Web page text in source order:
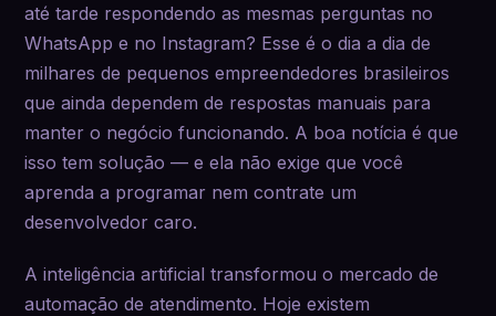
até tarde respondendo as mesmas perguntas no
WhatsApp e no Instagram? Esse é o dia a dia de
milhares de pequenos empreendedores brasileiros
que ainda dependem de respostas manuais para
manter o negócio funcionando. A boa notícia é que
isso tem solução — e ela não exige que você
aprenda a programar nem contrate um
desenvolvedor caro.
A inteligência artificial transformou o mercado de
automação de atendimento. Hoje existem